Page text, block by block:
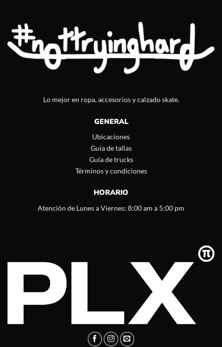
Lo mejor en ropa, accesorios y calzado skate.
GENERAL
Ubicaciones
Guía de tallas
Guía de trucks
Términos y condiciones
HORARIO
Atención de Lunes a Viernes: 8:00 am a 5:00 pm